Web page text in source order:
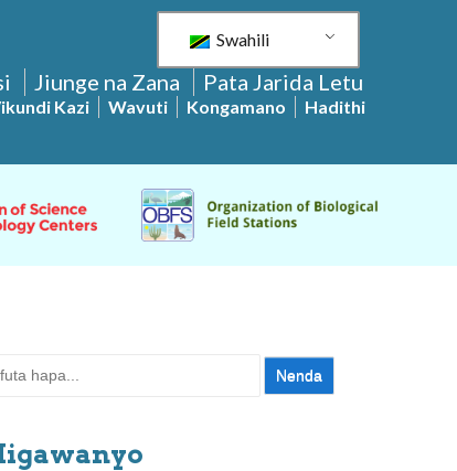
Swahili
Jiunge na Zana Pata Jarida Letu
Kazi Wavuti Kongamano Hadithi